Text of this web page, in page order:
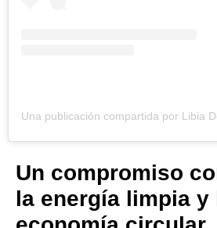
Una publicación compartida por Libia
Un compromiso
la energía limpia y